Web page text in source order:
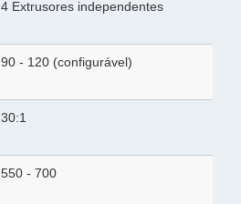
4 Extrusores independentes
90 - 120 (configurável)
30:1
550 - 700